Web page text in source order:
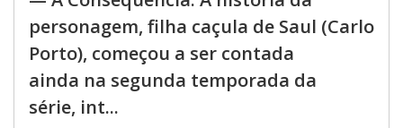
personagem, filha caçula de Saul (Carlo
Porto), começou a ser contada
ainda na segunda temporada da
série, int...